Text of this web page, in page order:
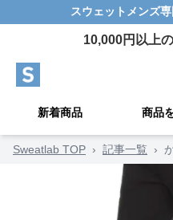
スウェットメンズ
10,000円以上
新着商品 商品
Sweatlab TOP › 記事一覧 ›